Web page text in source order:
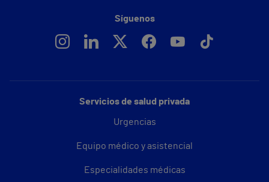
Servicios de salud privada
Urgencias
Equipo médico y asistencial
Especialidades médicas
Síguenos